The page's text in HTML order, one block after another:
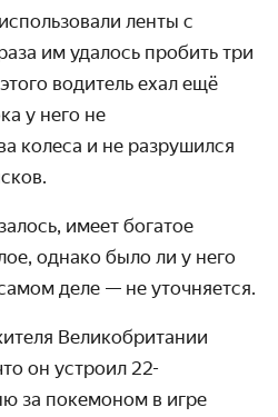
ленты с
им удалось пробить три
водитель ехал ещё
у него не
колеса и не разрушился
имеет богатое
однако было ли у него
деле — не уточняется.
Великобритании
он устроил 22-
за покемоном в игре